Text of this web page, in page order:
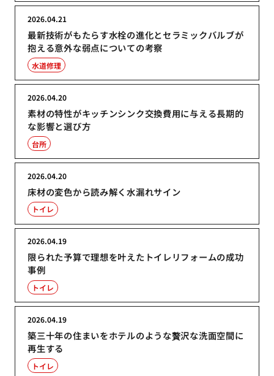
最新技術がもたらす水栓の進化とセラミックバルブが
抱える意外な弱点についての考察
2026.04.21
水道修理
素材の特性がキッチンシンク交換費用に与える長期的
な影響と選び方
2026.04.20
台所
床材の変色から読み解く水漏れサイン
2026.04.20
トイレ
限られた予算で理想を叶えたトイレリフォームの成功
事例
2026.04.19
トイレ
築三十年の住まいをホテルのような贅沢な洗面空間に
再生する
2026.04.19
トイレ